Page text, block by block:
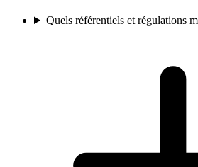
Quels référentiels et régulations